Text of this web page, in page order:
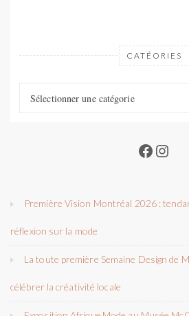
CATÉORIES
Sélectionner une catégorie
Première Vision Montréal 2026 :
réflexion sur la mode
La toute première Semaine Design de
célébrer la créativité locale